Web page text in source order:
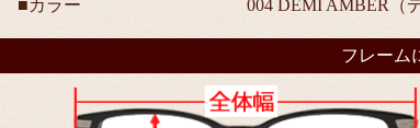
■カラー
004 DEMI AMBER（
フレーム